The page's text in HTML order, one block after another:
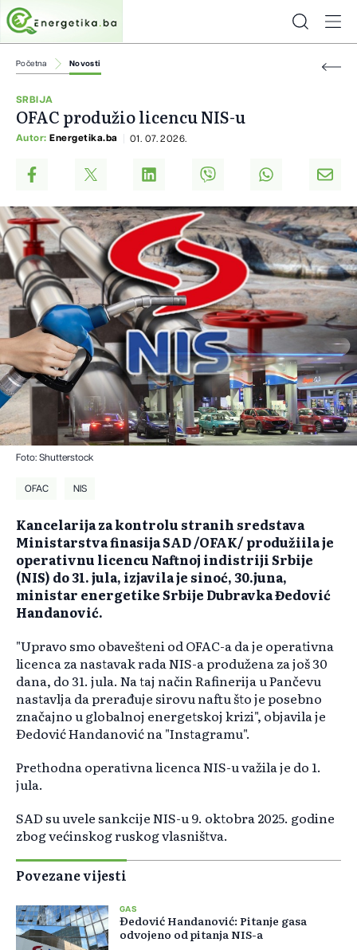
Početna Novosti
SRBIJA
OFAC produžio licencu NIS-u
Autor: Energetika.ba 01. 07. 2026.
Foto: Shutterstock
OFAC NIS
Kancelarija za kontrolu stranih sredstava
Ministarstva finasija SAD /OFAK/ produžiila je
operativnu licencu Naftnoj indistriji Srbije
(NIS) do 31. jula, izjavila je sinoć, 30.juna,
ministar energetike Srbije Dubravka Đedović
Handanović.
"Upravo smo obavešteni od OFAC-a da je operativna
licenca za nastavak rada NIS-a produžena za još 30
dana, do 31. jula. Na taj način Rafinerija u Pančevu
nastavlja da prerađuje sirovu naftu što je posebno
značajno u globalnoj energetskoj krizi", objavila je
Đedović Handanović na "Instagramu".
Prethodna operativna licenca NIS-u važila je do 1.
jula.
SAD su uvele sankcije NIS-u 9. oktobra 2025. godine
zbog većinskog ruskog vlasništva.
Povezane vijesti
GAS
Đedović Handanović: Pitanje gasa
odvojeno od pitanja NIS-a